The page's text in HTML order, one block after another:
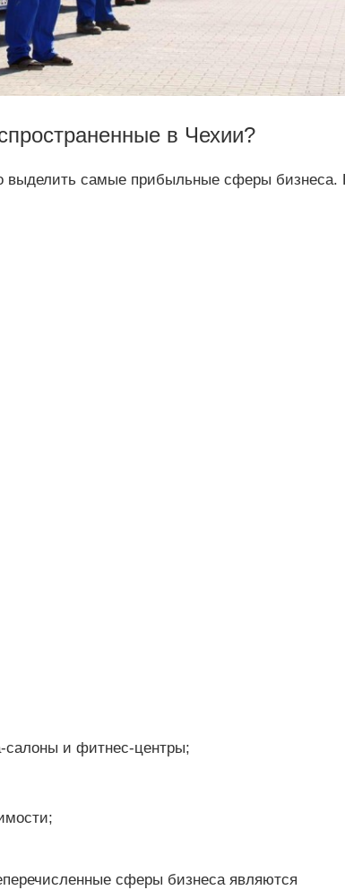
в Чехии?
выделить самые прибыльные сферы бизнеса.
салоны и фитнес-центры;
сферы бизнеса являются